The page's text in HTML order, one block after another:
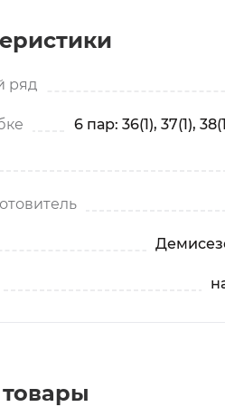
ряд
6 пар: 36(1), 37(1),